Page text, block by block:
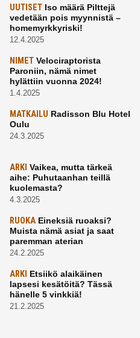
UUTISETIso määrä Pilttejä
vedetään pois myynnistä –
homemyrkkyriski!
12.4.2025
NIMETVelociraptorista
Paroniin, nämä nimet
hylättiin vuonna 2024!
1.4.2025
MATKAILU Radisson Blu Hotel
Oulu
24.3.2025
ARKI Vaikea, mutta tärkeä
aihe: Puhutaanhan teillä
kuolemasta?
4.3.2025
RUOKAEineksiä ruoaksi?
Muista nämä asiat ja saat
paremman aterian
24.2.2025
ARKI Etsiikö alaikäinen
lapsesi kesätöitä? Tässä
hänelle 5 vinkkiä!
21.2.2025